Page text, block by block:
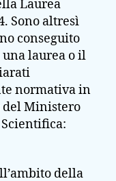
Laurea
Sono altresì
conseguito
laurea o il
normativa in
Ministero
della